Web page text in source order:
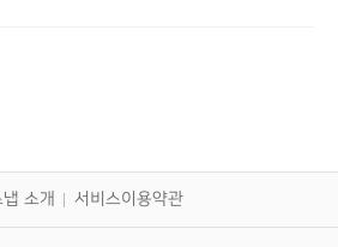
소개 서비스이용약관